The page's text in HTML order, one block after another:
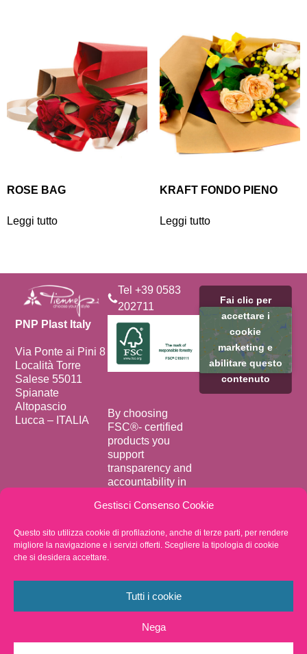
Gestisci Consenso Cookie
Questo sito utilizza cookie di profilazione, anche di terze parti, per rendere
migliore la navigazione e i servizi offerti. Scegliere la tipologia di cookie
che si desidera accettare.
Tutti i cookie
Nega
ROSE BAG
Leggi tutto
KRAFT FONDO PIENO
Leggi tutto
PNP Plast Italy
Via Ponte ai Pini 8
Località Torre
Salese 55011
Spianate
Altopascio
Lucca – ITALIA
Fai clic per
accettare i
cookie
marketing e
abilitare questo
contenuto
By choosing
FSC®️- certified
products you
support
transparency and
accountability in
chains.
Privacy Policy
Whistleblowing
VAT
20570
Tel +39 0583
202711